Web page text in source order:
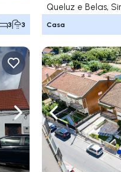
3 3
Queluz e Belas,
Casa
Navegar a la derecha
Navega a la